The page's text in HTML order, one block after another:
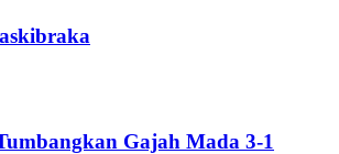
Gajah Mada 3-1